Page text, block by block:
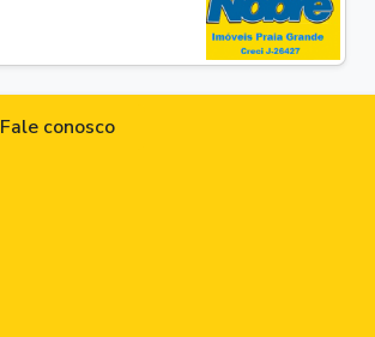
Fale conosco